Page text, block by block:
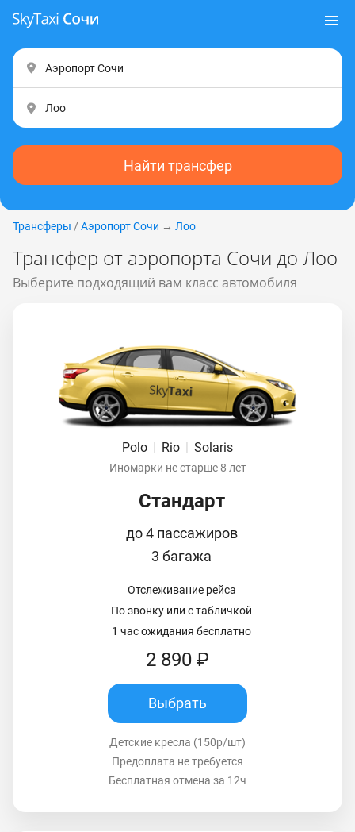
Найти трансфер
Трансферы / Аэропорт Сочи → Лоо
Трансфер от аэропорта Сочи до Лоо
Выберите подходящий вам класс автомобиля
Polo | Rio | Solaris
Иномарки не старше 8 лет
Стандарт
до 4 пассажиров
3 багажа
Отслеживание рейса
По звонку или с табличкой
1 час ожидания бесплатно
2 890 ₽
Выбрать
Детские кресла (150р/шт)
Предоплата не требуется
Бесплатная отмена за 12ч